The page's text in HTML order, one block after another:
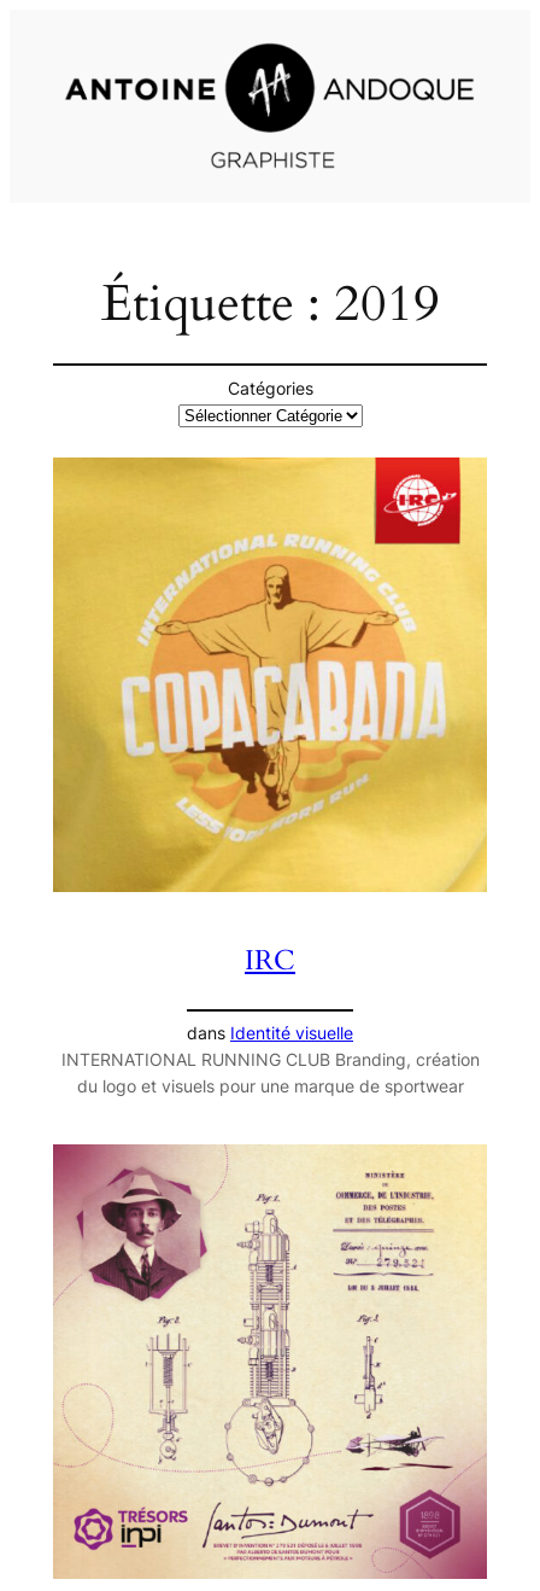
contenu
Étiquette : 2019
Catégories
IRC
dans Identité visuelle
INTERNATIONAL RUNNING CLUB Branding, création
du logo et visuels pour une marque de sportwear